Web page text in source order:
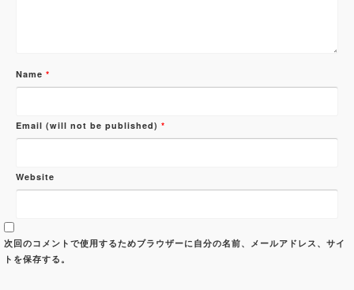
Name *
Email (will not be published) *
Website
次回のコメントで使用するためブラウザーに自分の名前、メールアドレス、サイ
トを保存する。